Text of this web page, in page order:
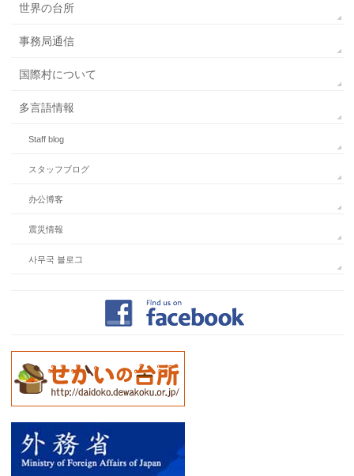
世界の台所
事務局通信
国際村について
多言語情報
Staff blog
スタッフブログ
办公博客
震災情報
사무국 블로그